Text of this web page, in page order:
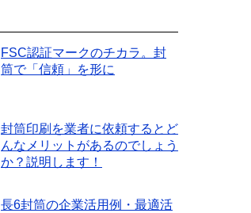
FSC認証マークのチカラ。封
筒で「信頼」を形に
封筒印刷を業者に依頼するとど
んなメリットがあるのでしょう
か？説明します！
長6封筒の企業活用例・最適活